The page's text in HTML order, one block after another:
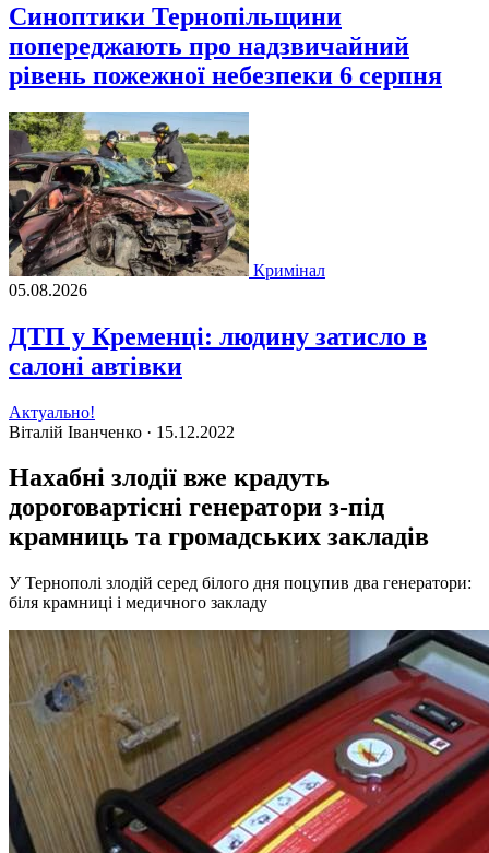
Синоптики Тернопільщини
попереджають про надзвичайний
рівень пожежної небезпеки 6 серпня
Кримінал
05.08.2026
ДТП у Кременці: людину затисло в
салоні автівки
Актуально!
Віталій Іванченко · 15.12.2022
Нахабні злодії вже крадуть
дороговартісні генератори з-під
крамниць та громадських закладів
У Тернополі злодій серед білого дня поцупив два генератори:
біля крамниці і медичного закладу